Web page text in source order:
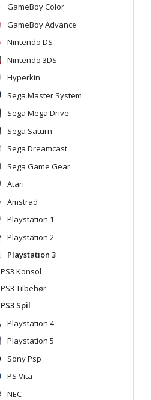
GameBoy Color
GameBoy Advance
Nintendo DS
Nintendo 3DS
Hyperkin
Sega Master System
Sega Mega Drive
Sega Saturn
Sega Dreamcast
Sega Game Gear
Atari
Amstrad
Playstation 1
Playstation 2
Playstation 3
PS3 Konsol
PS3 Tilbehør
PS3 Spil
Playstation 4
Playstation 5
Sony Psp
PS Vita
NEC